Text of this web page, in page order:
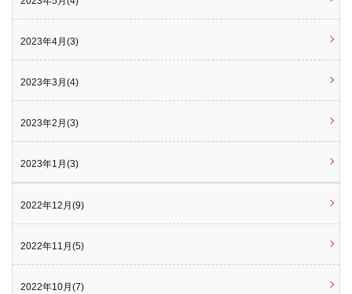
2023年4月(3)
2023年3月(4)
2023年2月(3)
2023年1月(3)
2022年12月(9)
2022年11月(5)
2022年10月(7)